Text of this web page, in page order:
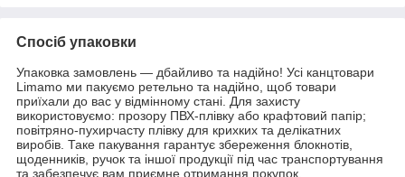
Спосіб упаковки
Упаковка замовлень — дбайливо та надійно! Усі канцтовари
Limamo ми пакуємо ретельно та надійно, щоб товари
приїхали до вас у відмінному стані. Для захисту
використовуємо: прозору ПВХ-плівку або крафтовий папір;
повітряно-пухирчасту плівку для крихких та делікатних
виробів. Таке пакування гарантує збереження блокнотів,
щоденників, ручок та іншої продукції під час транспортування
та забезпечує вам приємне отримання покупок.